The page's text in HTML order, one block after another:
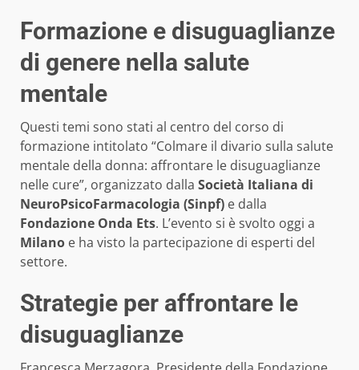
Formazione e disuguaglianze
di genere nella salute
mentale
Questi temi sono stati al centro del corso di
formazione intitolato “Colmare il divario sulla salute
mentale della donna: affrontare le disuguaglianze
nelle cure”, organizzato dalla Società Italiana di
NeuroPsicoFarmacologia (Sinpf) e dalla
Fondazione Onda Ets. L’evento si è svolto oggi a
Milano e ha visto la partecipazione di esperti del
settore.
Strategie per affrontare le
disuguaglianze